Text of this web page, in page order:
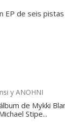
EP de seis
y ANOHNI
de Mykki
Stipe...